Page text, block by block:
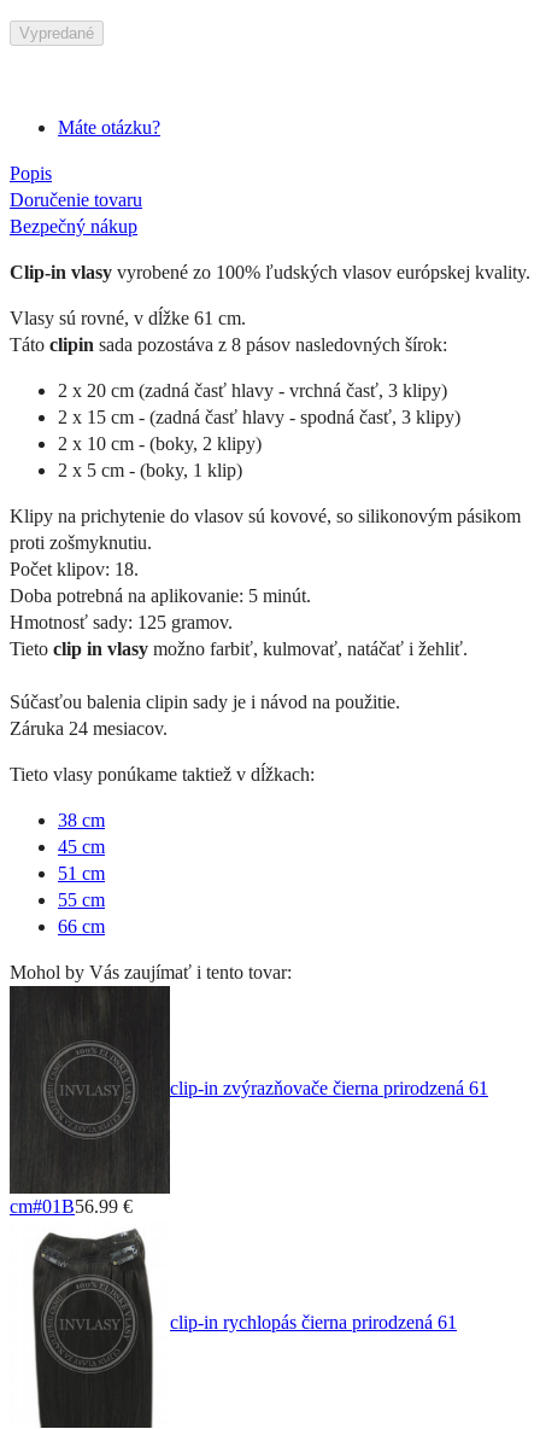
Vypredané
Máte otázku?
Popis
Doručenie tovaru
Bezpečný nákup
Clip-in vlasy vyrobené zo 100% ľudských vlasov európskej kvality.
Vlasy sú rovné, v dĺžke 61 cm.
Táto clipin sada pozostáva z 8 pásov nasledovných šírok:
2 x 20 cm (zadná časť hlavy - vrchná časť, 3 klipy)
2 x 15 cm - (zadná časť hlavy - spodná časť, 3 klipy)
2 x 10 cm - (boky, 2 klipy)
2 x 5 cm - (boky, 1 klip)
Klipy na prichytenie do vlasov sú kovové, so silikonovým pásikom
proti zošmyknutiu.
Počet klipov: 18.
Doba potrebná na aplikovanie: 5 minút.
Hmotnosť sady: 125 gramov.
Tieto clip in vlasy možno farbiť, kulmovať, natáčať i žehliť.
Súčasťou balenia clipin sady je i návod na použitie.
Záruka 24 mesiacov.
Tieto vlasy ponúkame taktiež v dĺžkach:
38 cm
45 cm
51 cm
55 cm
66 cm
Mohol by Vás zaujímať i tento tovar:
clip-in zvýrazňovače čierna prirodzená 61
cm#01B56.99 €
clip-in rychlopás čierna prirodzená 61